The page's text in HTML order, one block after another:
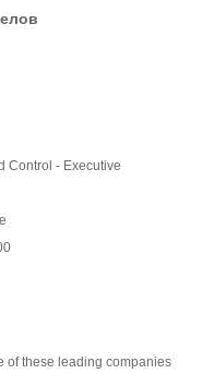
Control - Executive
of these leading companies